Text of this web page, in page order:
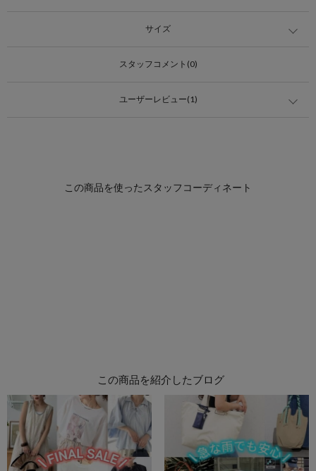
サイズ
スタッフコメント(0)
ユーザーレビュー(1)
この商品を紹介したブログ